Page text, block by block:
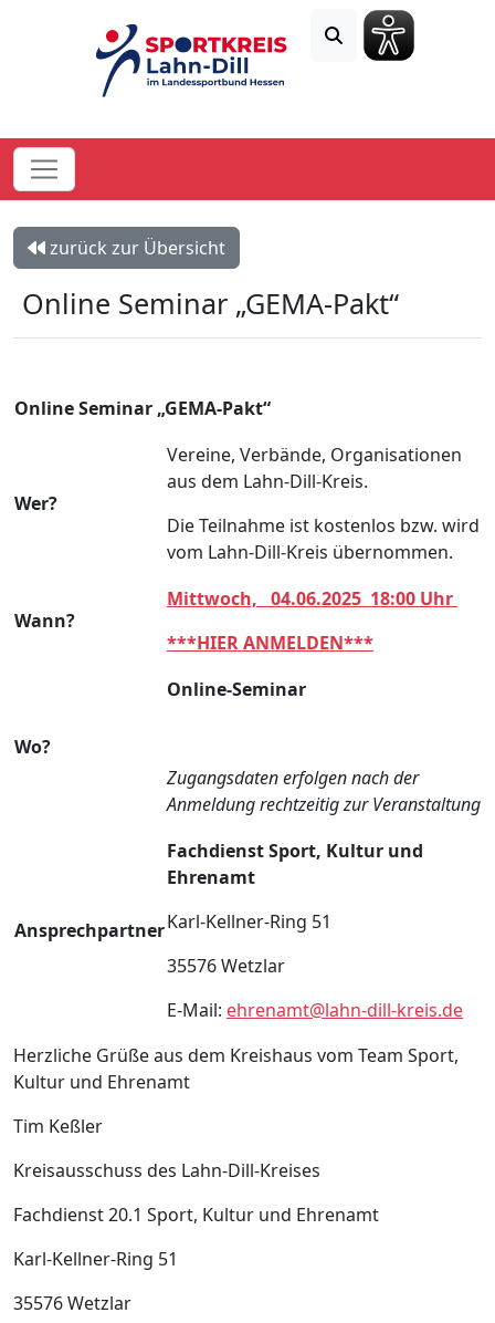
zurück zur Übersicht
Online Seminar „GEMA-Pakt“
Online Seminar „GEMA-Pakt“
Wer?
Vereine, Verbände, Organisationen
aus dem Lahn-Dill-Kreis.
Die Teilnahme ist kostenlos bzw. wird
vom Lahn-Dill-Kreis übernommen.
Wann?
Mittwoch, 04.06.2025 18:00 Uhr
***HIER ANMELDEN***
Wo?
Online-Seminar
Zugangsdaten erfolgen nach der
Anmeldung rechtzeitig zur Veranstaltung
Ansprechpartner
Fachdienst Sport, Kultur und
Ehrenamt
Karl-Kellner-Ring 51
35576 Wetzlar
E-Mail: ehrenamt@lahn-dill-kreis.de
Herzliche Grüße aus dem Kreishaus vom Team Sport,
Kultur und Ehrenamt
Tim Keßler
Kreisausschuss des Lahn-Dill-Kreises
Fachdienst 20.1 Sport, Kultur und Ehrenamt
Karl-Kellner-Ring 51
35576 Wetzlar